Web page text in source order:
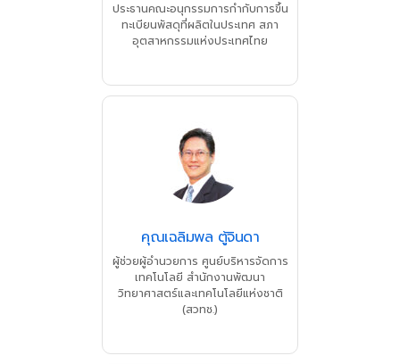
ประธานคณะอนุกรรมการกำกับการขึ้น
ทะเบียนพัสดุที่ผลิตในประเทศ สภา
อุตสาหกรรมแห่งประเทศไทย
คุณเฉลิมพล ตู้จินดา
ผู้ช่วยผู้อำนวยการ ศูนย์บริหารจัดการ
เทคโนโลยี สำนักงานพัฒนา
วิทยาศาสตร์และเทคโนโลยีแห่งชาติ
(สวทช.)